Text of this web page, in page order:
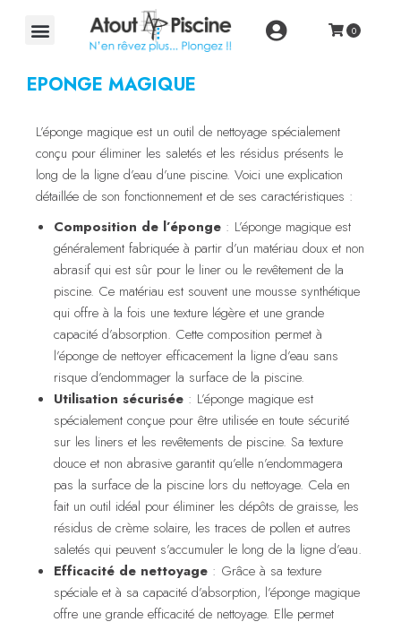
EPONGE MAGIQUE
L’éponge magique est un outil de nettoyage spécialement
conçu pour éliminer les saletés et les résidus présents le
long de la ligne d’eau d’une piscine. Voici une explication
détaillée de son fonctionnement et de ses caractéristiques :
Composition de l’éponge : L’éponge magique est
généralement fabriquée à partir d’un matériau doux et non
abrasif qui est sûr pour le liner ou le revêtement de la
piscine. Ce matériau est souvent une mousse synthétique
qui offre à la fois une texture légère et une grande
capacité d’absorption. Cette composition permet à
l’éponge de nettoyer efficacement la ligne d’eau sans
risque d’endommager la surface de la piscine.
Utilisation sécurisée : L’éponge magique est
spécialement conçue pour être utilisée en toute sécurité
sur les liners et les revêtements de piscine. Sa texture
douce et non abrasive garantit qu’elle n’endommagera
pas la surface de la piscine lors du nettoyage. Cela en
fait un outil idéal pour éliminer les dépôts de graisse, les
résidus de crème solaire, les traces de pollen et autres
saletés qui peuvent s’accumuler le long de la ligne d’eau.
Efficacité de nettoyage : Grâce à sa texture
spéciale et à sa capacité d’absorption, l’éponge magique
offre une grande efficacité de nettoyage. Elle permet